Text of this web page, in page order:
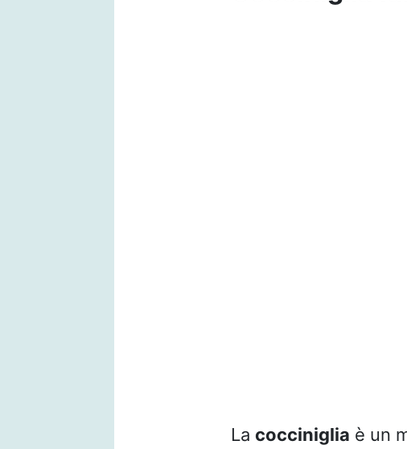
La cocciniglia è un